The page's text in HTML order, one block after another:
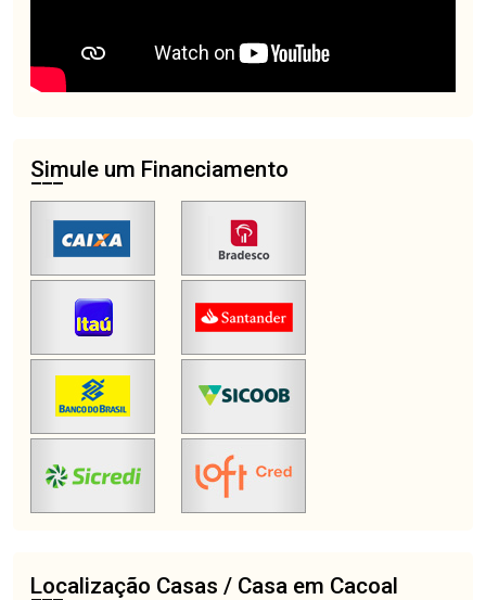
Simule um Financiamento
Localização Casas / Casa em Cacoal